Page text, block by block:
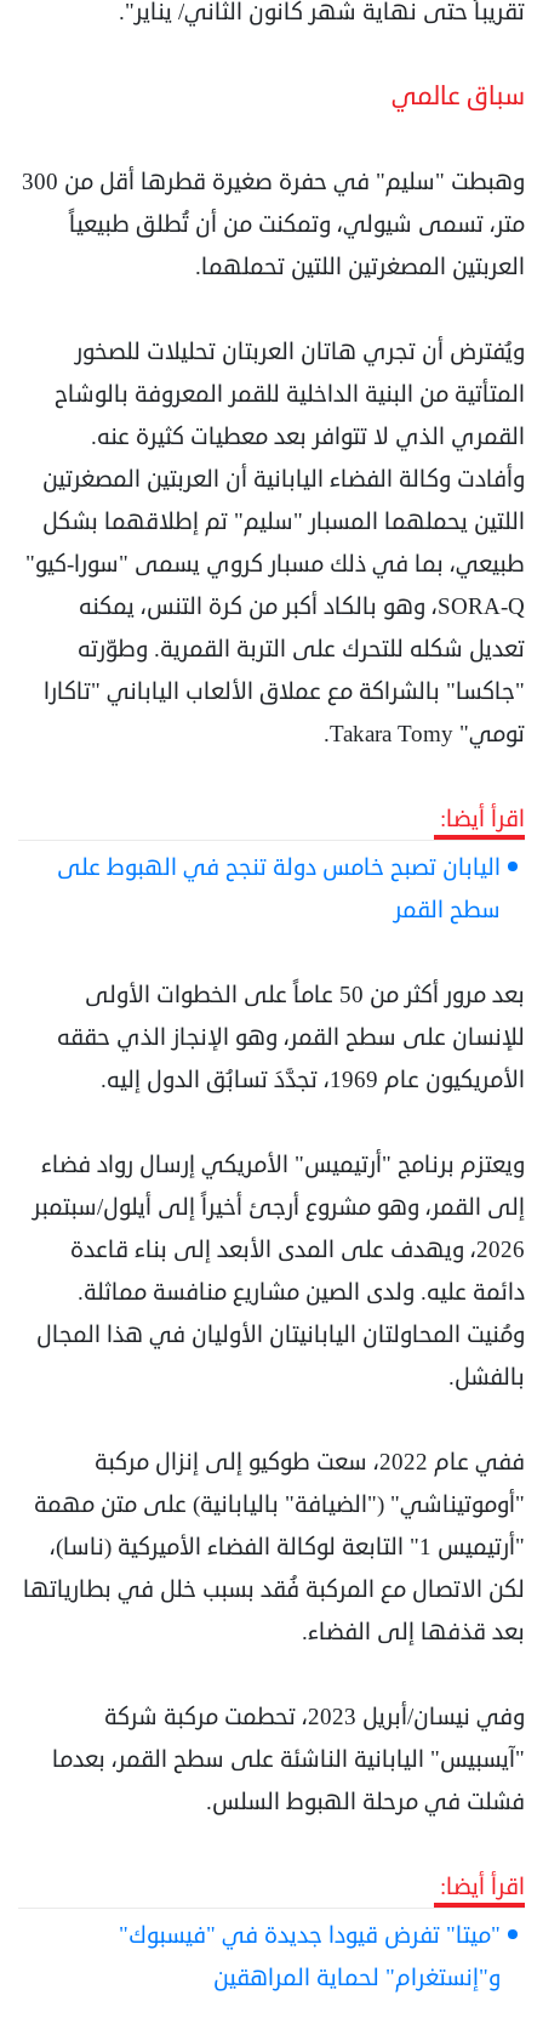
تقريباً حتى نهاية شهر كانون الثاني/ يناير".
سباق عالمي
وهبطت "سليم" في حفرة صغيرة قطرها أقل من 300
متر، تسمى شيولي، وتمكنت من أن تُطلق طبيعياً
العربتين المصغرتين اللتين تحملهما.
ويُفترض أن تجري هاتان العربتان تحليلات للصخور
المتأتية من البنية الداخلية للقمر المعروفة بالوشاح
القمري الذي لا تتوافر بعد معطيات كثيرة عنه.
وأفادت وكالة الفضاء اليابانية أن العربتين المصغرتين
اللتين يحملهما المسبار "سليم" تم إطلاقهما بشكل
طبيعي، بما في ذلك مسبار كروي يسمى "سورا-كيو"
SORA-Q، وهو بالكاد أكبر من كرة التنس، يمكنه
تعديل شكله للتحرك على التربة القمرية. وطوّرته
"جاكسا" بالشراكة مع عملاق الألعاب الياباني "تاكارا
تومي" Takara Tomy.
اقرأ أيضا:
اليابان تصبح خامس دولة تنجح في الهبوط على
سطح القمر
بعد مرور أكثر من 50 عاماً على الخطوات الأولى
للإنسان على سطح القمر، وهو الإنجاز الذي حققه
الأمريكيون عام 1969، تجدَّدَ تسابُق الدول إليه.
ويعتزم برنامج "أرتيميس" الأمريكي إرسال رواد فضاء
إلى القمر، وهو مشروع أرجئ أخيراً إلى أيلول/سبتمبر
2026، ويهدف على المدى الأبعد إلى بناء قاعدة
دائمة عليه. ولدى الصين مشاريع منافسة مماثلة.
ومُنيت المحاولتان اليابانيتان الأوليان في هذا المجال
بالفشل.
ففي عام 2022، سعت طوكيو إلى إنزال مركبة
"أوموتيناشي" ("الضيافة" باليابانية) على متن مهمة
"أرتيميس 1" التابعة لوكالة الفضاء الأميركية (ناسا)،
لكن الاتصال مع المركبة فُقد بسبب خلل في بطارياتها
بعد قذفها إلى الفضاء.
وفي نيسان/أبريل 2023، تحطمت مركبة شركة
"آيسبيس" اليابانية الناشئة على سطح القمر، بعدما
فشلت في مرحلة الهبوط السلس.
اقرأ أيضا:
"ميتا" تفرض قيودا جديدة في "فيسبوك"
و"إنستغرام" لحماية المراهقين